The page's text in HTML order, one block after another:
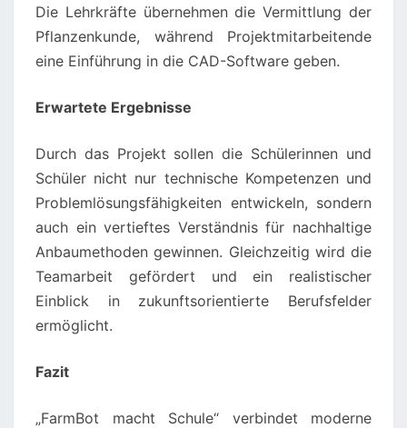
Die Lehrkräfte übernehmen die Vermittlung der
Pflanzenkunde, während Projektmitarbeitende
eine Einführung in die CAD-Software geben.
Erwartete Ergebnisse
Durch das Projekt sollen die Schülerinnen und
Schüler nicht nur technische Kompetenzen und
Problemlösungsfähigkeiten entwickeln, sondern
auch ein vertieftes Verständnis für nachhaltige
Anbaumethoden gewinnen. Gleichzeitig wird die
Teamarbeit gefördert und ein realistischer
Einblick in zukunftsorientierte Berufsfelder
ermöglicht.
Fazit
„FarmBot macht Schule“ verbindet moderne